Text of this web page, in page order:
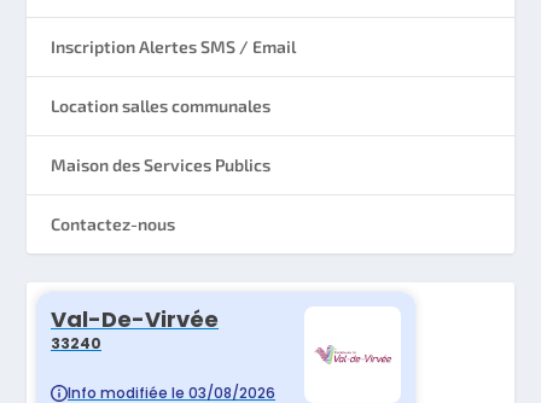
Inscription Alertes SMS / Email
Location salles communales
Maison des Services Publics
Contactez-nous